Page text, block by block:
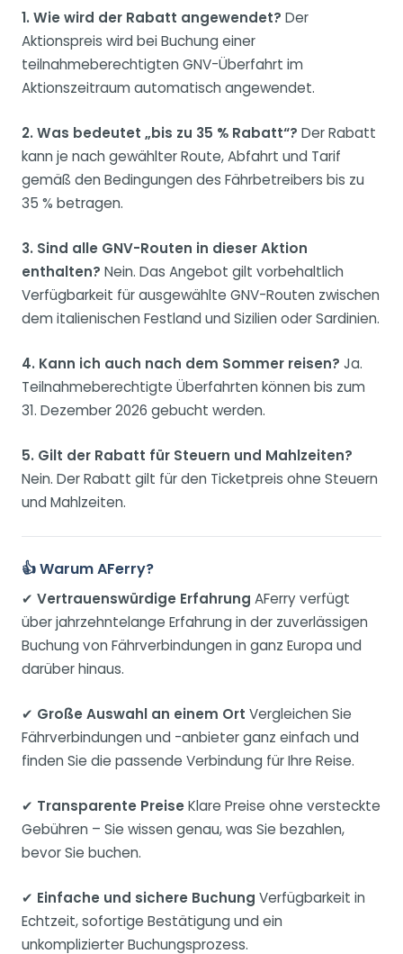
1. Wie wird der Rabatt angewendet? Der
Aktionspreis wird bei Buchung einer
teilnahmeberechtigten GNV-Überfahrt im
Aktionszeitraum automatisch angewendet.
2. Was bedeutet „bis zu 35 % Rabatt“? Der Rabatt
kann je nach gewählter Route, Abfahrt und Tarif
gemäß den Bedingungen des Fährbetreibers bis zu
35 % betragen.
3. Sind alle GNV-Routen in dieser Aktion
enthalten? Nein. Das Angebot gilt vorbehaltlich
Verfügbarkeit für ausgewählte GNV-Routen zwischen
dem italienischen Festland und Sizilien oder Sardinien.
4. Kann ich auch nach dem Sommer reisen? Ja.
Teilnahmeberechtigte Überfahrten können bis zum
31. Dezember 2026 gebucht werden.
5. Gilt der Rabatt für Steuern und Mahlzeiten?
Nein. Der Rabatt gilt für den Ticketpreis ohne Steuern
und Mahlzeiten.
👍 Warum AFerry?
✔ Vertrauenswürdige Erfahrung AFerry verfügt
über jahrzehntelange Erfahrung in der zuverlässigen
Buchung von Fährverbindungen in ganz Europa und
darüber hinaus.
✔ Große Auswahl an einem Ort Vergleichen Sie
Fährverbindungen und -anbieter ganz einfach und
finden Sie die passende Verbindung für Ihre Reise.
✔ Transparente PreiseKlare Preise ohne versteckte
Gebühren – Sie wissen genau, was Sie bezahlen,
bevor Sie buchen.
✔ Einfache und sichere Buchung Verfügbarkeit in
Echtzeit, sofortige Bestätigung und ein
unkomplizierter Buchungsprozess.